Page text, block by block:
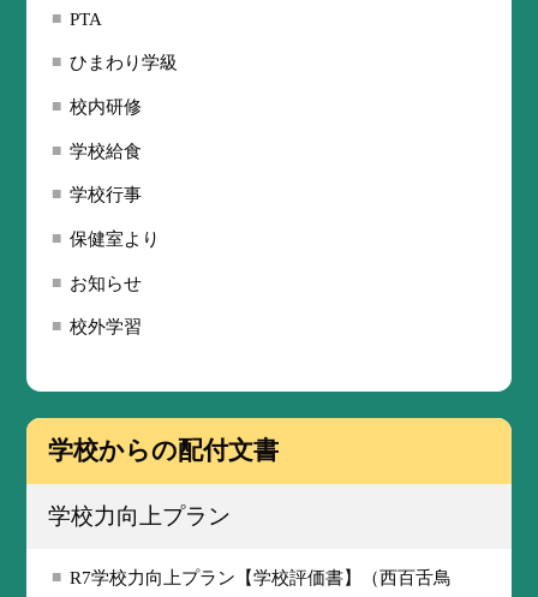
PTA
ひまわり学級
校内研修
学校給食
学校行事
保健室より
お知らせ
校外学習
学校からの配付文書
学校力向上プラン
R7学校力向上プラン【学校評価書】（西百舌鳥